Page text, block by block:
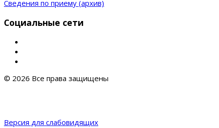
Сведения по приему (архив)
Социальные сети
© 2026 Все права защищены
Версия для слабовидящих